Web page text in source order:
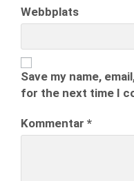
Webbplats
Save my name,
for the next time I
Kommentar *